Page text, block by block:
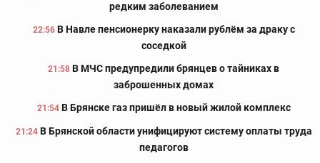
редким заболеванием
22:56 В Навле пенсионерку наказали рублём за драку с
соседкой
21:58 В МЧС предупредили брянцев о тайниках в
заброшенных домах
21:54 В Брянске газ пришёл в новый жилой комплекс
21:24 В Брянской области унифицируют систему оплаты труда
педагогов